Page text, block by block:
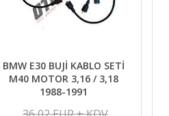
BMW E30 BUJİ KABLO SETİ
M40 MOTOR 3,16 / 3,18
1988-1991